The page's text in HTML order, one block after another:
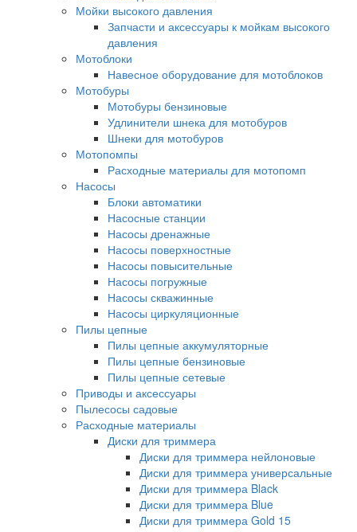
Мойки высокого давления
Запчасти и аксессуары к мойкам высокого
давления
Мотоблоки
Навесное оборудование для мотоблоков
Мотобуры
Мотобуры бензиновые
Удлинители шнека для мотобуров
Шнеки для мотобуров
Мотопомпы
Расходные материалы для мотопомп
Насосы
Блоки автоматики
Насосные станции
Насосы дренажные
Насосы поверхностные
Насосы повысительные
Насосы погружные
Насосы скважинные
Насосы циркуляционные
Пилы цепные
Пилы цепные аккумуляторные
Пилы цепные бензиновые
Пилы цепные сетевые
Приводы и аксессуары
Пылесосы садовые
Расходные материалы
Диски для триммера
Диски для триммера нейлоновые
Диски для триммера универсальные
Диски для триммера Black
Диски для триммера Blue
Диски для триммера Gold 15